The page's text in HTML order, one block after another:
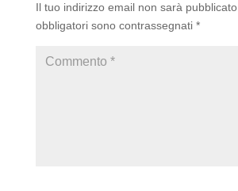
Il tuo indirizzo email non sarà pubblicato.
obbligatori sono contrassegnati *